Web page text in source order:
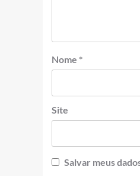
Nome *
Site
Salvar meus